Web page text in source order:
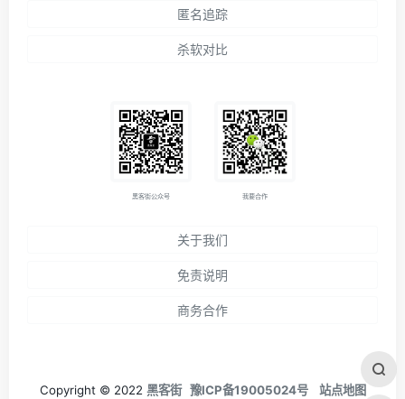
匿名追踪
杀软对比
黑客街公众号 我要合作
关于我们
免责说明
商务合作
Copyright © 2022 黑客街 豫ICP备19005024号 站点地图